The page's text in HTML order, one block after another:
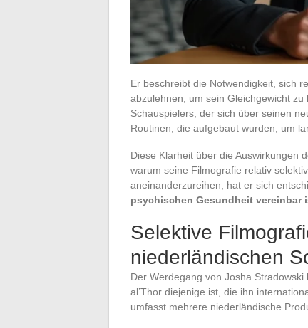
Er beschreibt die Notwendigkeit, sich
abzulehnen, um sein Gleichgewicht
Schauspielers, der sich über seinen
Routinen, die aufgebaut wurden, um
Diese Klarheit über die Auswirkungen
warum seine Filmografie relativ
aneinanderzureihen, hat er sich
psychischen Gesundheit vereinbar
Selektive
niederländischen
Der Werdegang von Josha
al’Thor diejenige ist, die ihn
umfasst mehrere niederländische